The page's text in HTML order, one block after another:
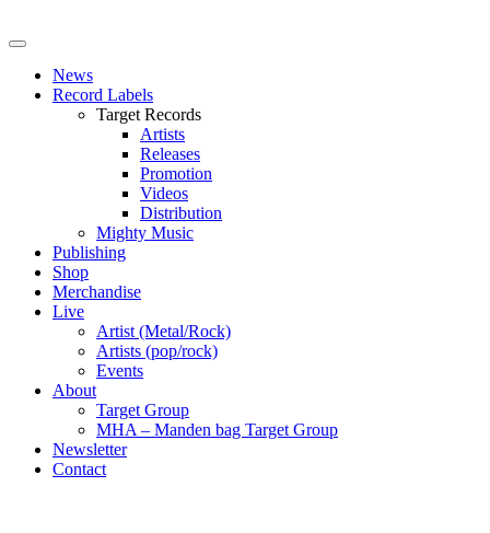
News
Record Labels
Target Records
Artists
Releases
Promotion
Videos
Distribution
Mighty Music
Publishing
Shop
Merchandise
Live
Artist (Metal/Rock)
Artists (pop/rock)
Events
About
Target Group
MHA – Manden bag Target Group
Newsletter
Contact